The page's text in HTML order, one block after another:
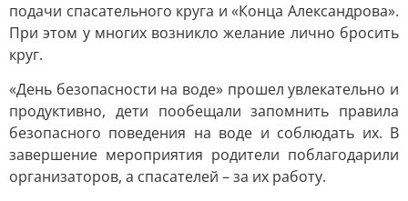
подачи спасательного круга и «Конца Александрова».
При этом у многих возникло желание лично бросить
круг.
«День безопасности на воде» прошел увлекательно и
продуктивно, дети пообещали запомнить правила
безопасного поведения на воде и соблюдать их. В
завершение мероприятия родители поблагодарили
организаторов, а спасателей – за их работу.